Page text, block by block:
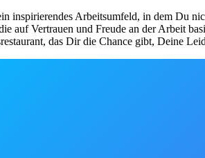
inspirierendes Arbeitsumfeld, in dem Du
auf Vertrauen und Freude an der Arbeit
das Dir die Chance gibt, Deine